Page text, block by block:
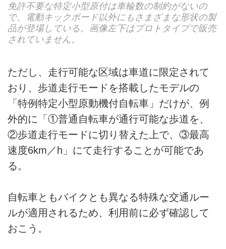
免許不要な特定小型原付は車輪数の制約がないの
で、電動キックボード以外にもさまざまな形状の製
品が登場している。画像左下はプロトタイプで販売
されていません。
ただし、走行可能な区域は車道に限定されて
おり、歩道走行モードを搭載したモデルの
「特例特定小型原動機付自転車」だけが、例
外的に「①普通自転車が通行可能な歩道を、
②歩道走行モードに切り替えた上で、③最高
速度6km／h」にて走行することが可能であ
る。
自転車ともバイクとも異なる特殊な交通ルー
ルが適用されるため、利用前に必ず確認して
おこう。